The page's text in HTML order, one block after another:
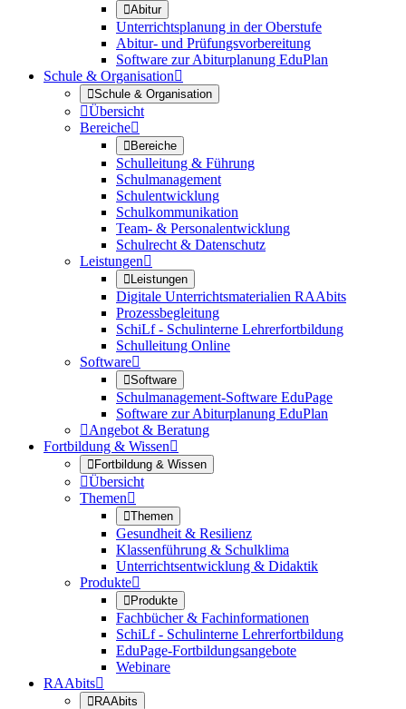
Abitur
Unterrichtsplanung in der Oberstufe
Abitur- und Prüfungsvorbereitung
Software zur Abiturplanung EduPlan
Schule & Organisation
Schule & Organisation
Übersicht
Bereiche
Bereiche
Schulleitung & Führung
Schulmanagement
Schulentwicklung
Schulkommunikation
Team- & Personalentwicklung
Schulrecht & Datenschutz
Leistungen
Leistungen
Digitale Unterrichtsmaterialien RAAbits
Prozessbegleitung
SchiLf - Schulinterne Lehrerfortbildung
Schulleitung Online
Software
Software
Schulmanagement-Software EduPage
Software zur Abiturplanung EduPlan
Angebot & Beratung
Fortbildung & Wissen
Fortbildung & Wissen
Übersicht
Themen
Themen
Gesundheit & Resilienz
Klassenführung & Schulklima
Unterrichtsentwicklung & Didaktik
Produkte
Produkte
Fachbücher & Fachinformationen
SchiLf - Schulinterne Lehrerfortbildung
EduPage-Fortbildungsangebote
Webinare
RAAbits
RAAbits